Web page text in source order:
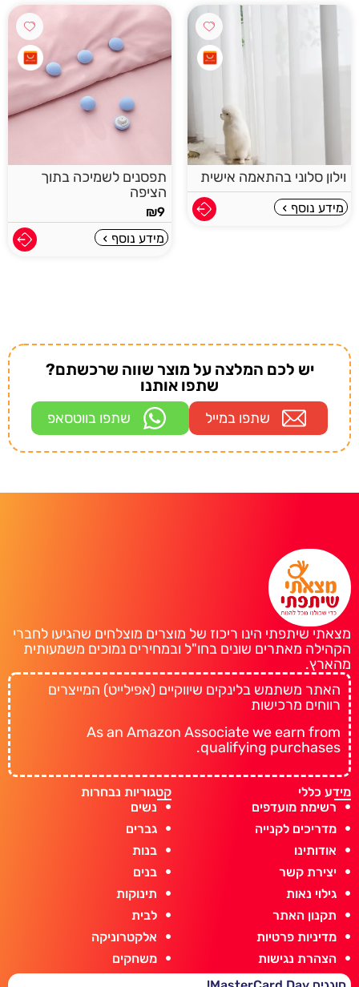
וילון סלוני בהתאמה אישית
מידע נוסף
תפסנים לשמיכה בתוך
הציפה
₪9
מידע נוסף
יש לכם המלצה על מוצר שווה שרכשתם?
שתפו אותנו
שתפו במייל שתפו בווטסאפ
מצאתי שיתפתי הינו ריכוז של מוצרים מוצלחים שהגיעו לחברי
הקהילה מאתרים שונים בחו"ל ובמחירים נמוכים משמעותית
מהארץ.
האתר משתמש בלינקים שיווקיים (אפילייט) המייצרים
רווחים מרכישות
As an Amazon Associate we earn from
qualifying purchases.
מידע כללי
רשימת מועדפים
מדריכים לקנייה
אודותינו
יצירת קשר
גילוי נאות
תקנון האתר
מדיניות פרטיות
הצהרת נגישות
קטגוריות נבחרות
נשים
גברים
בנות
בנים
תינוקות
לבית
אלקטרוניקה
משחקים